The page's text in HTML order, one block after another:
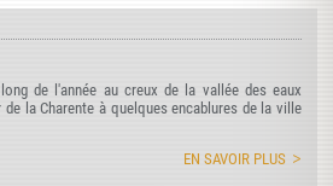
de l'année au creux de la vallée des eaux
la Charente à quelques encablures de la ville
EN SAVOIR PLUS